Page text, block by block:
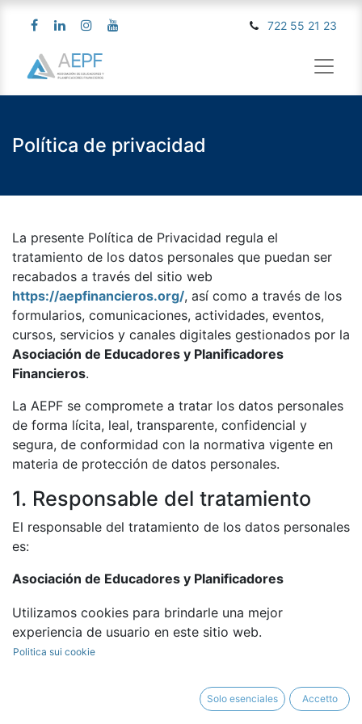
722 55 21 23
Política de privacidad
La presente Política de Privacidad regula el
tratamiento de los datos personales que puedan ser
recabados a través del sitio web
https://aepfinancieros.org/, así como a través de los
formularios, comunicaciones, actividades, eventos,
cursos, servicios y canales digitales gestionados por la
Asociación de Educadores y Planificadores
Financieros.
La AEPF se compromete a tratar los datos personales
de forma lícita, leal, transparente, confidencial y
segura, de conformidad con la normativa vigente en
materia de protección de datos personales.
1. Responsable del tratamiento
El responsable del tratamiento de los datos personales
es:
Asociación de Educadores y Planificadores
Siglas:AEPF
CIF:G87872891
Domicilio:Calle Velázquez nº 27, 1º Izqda., CP 28001
info@aepfinancieros.org
https://aepfinancieros.org/
Utilizamos cookies para brindarle una mejor
experiencia de usuario en este sitio web.
Politica sui cookie
Solo esenciales Accetto